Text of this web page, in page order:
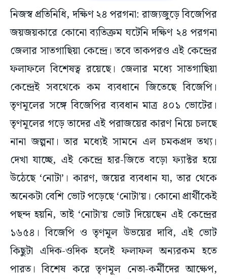
নিজস্ব প্রতিনিধি, দক্ষিণ ২৪ পরগনা: রাজ্যজুড়ে বিজেপির
জয়জয়কারে কোনো ব্যতিক্রম ঘটেনি দক্ষিণ ২৪ পরগনা
জেলার সাতগাছিয়া কেন্দ্রে। তবে তাকপরও এই কেন্দ্রের
ফলাফলে বিশেষত্ব রয়েছে। জেলার মধ্যে সাতগাছিয়া
কেন্দ্রেই সবথেকে কম ব্যবধানে জিতেছে বিজেপি।
তৃণমূলের সঙ্গে বিজেপির ব্যবধান মাত্র ৪০১ ভোটের।
তৃণমূলের গড়ে তাদের এই পরাজয়ের কারণ নিয়ে চলছে
নানা জল্পনা। তার মধ্যেই সামনে এল চমকপ্রদ তথ্য।
দেখা যাচ্ছে, এই কেন্দ্রে হার-জিতে বড়ো ফ্যাক্টর হয়ে
উঠেছে ‘নোটা’। কারণ, জয়ের ব্যবধান যা, তার থেকে
অনেকটা বেশি ভোট পড়েছে ‘নোটা’য়। কোনো প্রার্থীকেই
পছন্দ হয়নি, তাই ‘নোটা’য় ভোট দিয়েছেন এই কেন্দ্রের
১৬৫৪। বিজেপি ও তৃণমূল উভয়ের দাবি, এই ভোট
কিছুটা এদিক-ওদিক হলেই ফলাফল অন্যরকম হতে
পারত। বিশেষ করে তৃণমূল নেতা-কর্মীদের আক্ষেপ,